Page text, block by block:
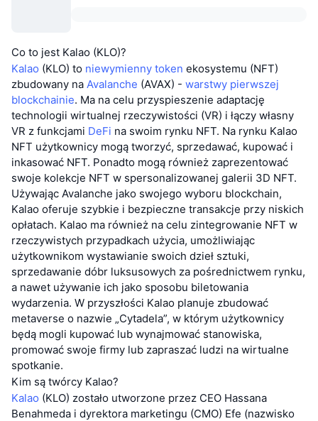
Co to jest Kalao (KLO)?
Kalao (KLO) to niewymienny token ekosystemu (NFT)
zbudowany na Avalanche (AVAX) - warstwy pierwszej
blockchainie. Ma na celu przyspieszenie adaptację
technologii wirtualnej rzeczywistości (VR) i łączy własny
VR z funkcjami DeFi na swoim rynku NFT. Na rynku Kalao
NFT użytkownicy mogą tworzyć, sprzedawać, kupować i
inkasować NFT. Ponadto mogą również zaprezentować
swoje kolekcje NFT w spersonalizowanej galerii 3D NFT.
Używając Avalanche jako swojego wyboru blockchain,
Kalao oferuje szybkie i bezpieczne transakcje przy niskich
opłatach. Kalao ma również na celu zintegrowanie NFT w
rzeczywistych przypadkach użycia, umożliwiając
użytkownikom wystawianie swoich dzieł sztuki,
sprzedawanie dóbr luksusowych za pośrednictwem rynku,
a nawet używanie ich jako sposobu biletowania
wydarzenia. W przyszłości Kalao planuje zbudować
metaverse o nazwie „Cytadela”, w którym użytkownicy
będą mogli kupować lub wynajmować stanowiska,
promować swoje firmy lub zapraszać ludzi na wirtualne
spotkanie.
Kim są twórcy Kalao?
Kalao (KLO) zostało utworzone przez CEO Hassana
Benahmeda i dyrektora marketingu (CMO) Efe (nazwisko